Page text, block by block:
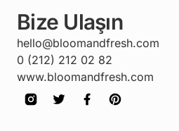
Bize Ulaşın
hello@bloomandfresh.com
0 (212) 212 02 82
www.bloomandfresh.com